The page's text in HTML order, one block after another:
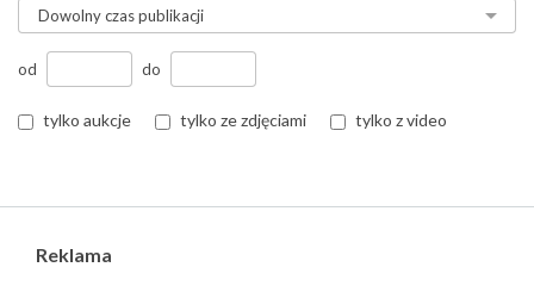
od do
tylko aukcje tylko ze zdjęciami tylko z video
Reklama